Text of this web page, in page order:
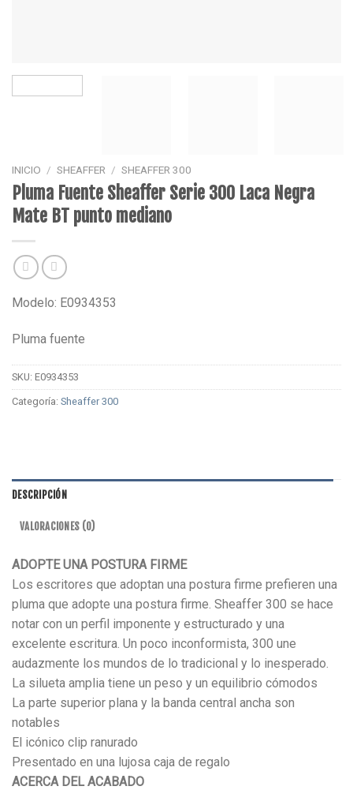
INICIO / SHEAFFER / SHEAFFER 300
Pluma Fuente Sheaffer Serie 300 Laca Negra
Mate BT punto mediano
Modelo: E0934353
Pluma fuente
SKU: E0934353
Categoría: Sheaffer 300
DESCRIPCIÓN
VALORACIONES (0)
ADOPTE UNA POSTURA FIRME
Los escritores que adoptan una postura firme prefieren una
pluma que adopte una postura firme. Sheaffer 300 se hace
notar con un perfil imponente y estructurado y una
excelente escritura. Un poco inconformista, 300 une
audazmente los mundos de lo tradicional y lo inesperado.
La silueta amplia tiene un peso y un equilibrio cómodos
La parte superior plana y la banda central ancha son
notables
El icónico clip ranurado
Presentado en una lujosa caja de regalo
ACERCA DEL ACABADO